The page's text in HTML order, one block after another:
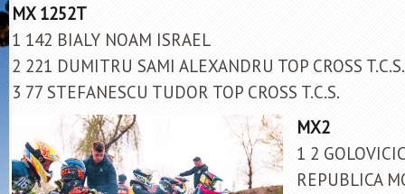
MX 1252T
1 142 BIALY NOAM ISRAEL
2 221 DUMITRU SAMI ALEXANDRU TOP CROSS T.C.S.
3 77 STEFANESCU TUDOR TOP CROSS T.C.S.
MX2
1 2
REPUBLICA